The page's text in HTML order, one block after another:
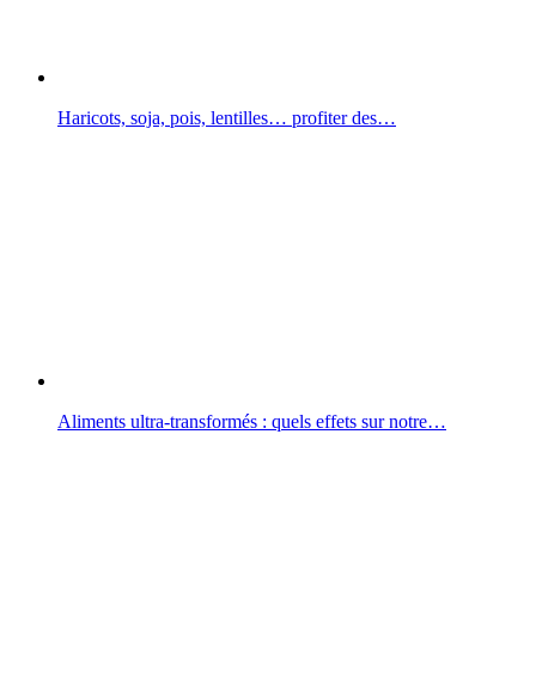
Haricots, soja, pois, lentilles… profiter des…
Aliments ultra-transformés : quels effets sur notre…